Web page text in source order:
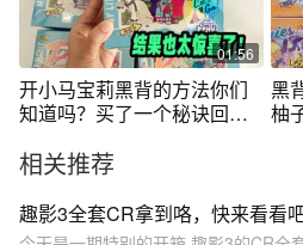
01:56
开小马宝莉黑背的方法你们
知道吗？买了一个秘诀回
黑
柚
相关推荐
趣影3全套CR拿到咯，快来看看